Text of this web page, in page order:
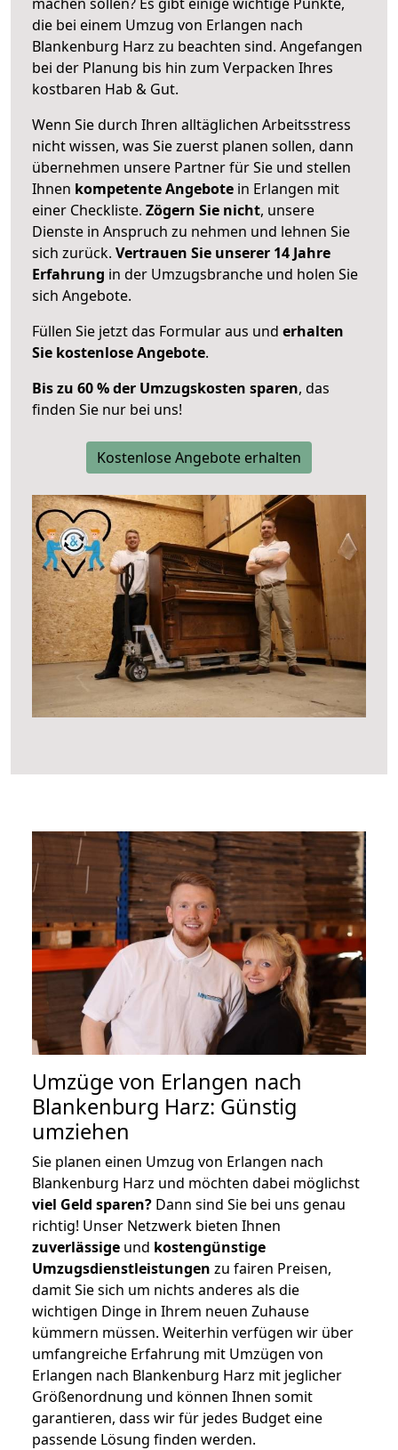
die bei einem Umzug von Erlangen nach
Blankenburg Harz zu beachten sind. Angefangen
bei der Planung bis hin zum Verpacken Ihres
kostbaren Hab & Gut.
Wenn Sie durch Ihren alltäglichen Arbeitsstress
nicht wissen, was Sie zuerst planen sollen, dann
übernehmen unsere Partner für Sie und stellen
Ihnen kompetente Angebote in Erlangen mit
einer Checkliste. Zögern Sie nicht, unsere
Dienste in Anspruch zu nehmen und lehnen Sie
sich zurück. Vertrauen Sie unserer 14 Jahre
Erfahrung in der Umzugsbranche und holen Sie
sich Angebote.
Füllen Sie jetzt das Formular aus und erhalten
Sie kostenlose Angebote.
Bis zu 60 % der Umzugskosten sparen, das
finden Sie nur bei uns!
Kostenlose Angebote erhalten
Umzüge von Erlangen nach
Blankenburg Harz: Günstig
umziehen
Sie planen einen Umzug von Erlangen nach
Blankenburg Harz und möchten dabei möglichst
viel Geld sparen? Dann sind Sie bei uns genau
richtig! Unser Netzwerk bieten Ihnen
zuverlässige und kostengünstige
Umzugsdienstleistungen zu fairen Preisen,
damit Sie sich um nichts anderes als die
wichtigen Dinge in Ihrem neuen Zuhause
kümmern müssen. Weiterhin verfügen wir über
umfangreiche Erfahrung mit Umzügen von
Erlangen nach Blankenburg Harz mit jeglicher
Größenordnung und können Ihnen somit
garantieren, dass wir für jedes Budget eine
passende Lösung finden werden.